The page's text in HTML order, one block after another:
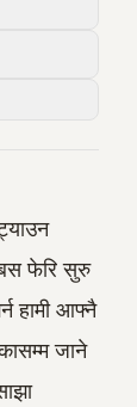
फेरि सुरु
हामी आफ्नै
जाने